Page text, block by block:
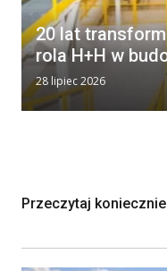
20 lat
rola H+H w
28 lipiec 2026
Przeczytaj koniecznie